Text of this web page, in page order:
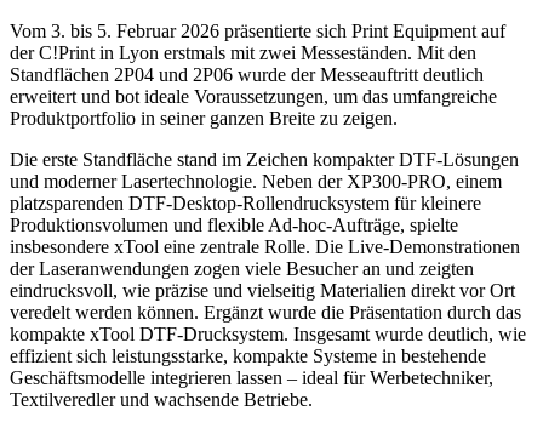
Vom 3. bis 5. Februar 2026 präsentierte sich Print Equipment auf
der C!Print in Lyon erstmals mit zwei Messeständen. Mit den
Standflächen 2P04 und 2P06 wurde der Messeauftritt deutlich
erweitert und bot ideale Voraussetzungen, um das umfangreiche
Produktportfolio in seiner ganzen Breite zu zeigen.
Die erste Standfläche stand im Zeichen kompakter DTF-Lösungen
und moderner Lasertechnologie. Neben der XP300-PRO, einem
platzsparenden DTF-Desktop-Rollendrucksystem für kleinere
Produktionsvolumen und flexible Ad-hoc-Aufträge, spielte
insbesondere xTool eine zentrale Rolle. Die Live-Demonstrationen
der Laseranwendungen zogen viele Besucher an und zeigten
eindrucksvoll, wie präzise und vielseitig Materialien direkt vor Ort
veredelt werden können. Ergänzt wurde die Präsentation durch das
kompakte xTool DTF-Drucksystem. Insgesamt wurde deutlich, wie
effizient sich leistungsstarke, kompakte Systeme in bestehende
Geschäftsmodelle integrieren lassen – ideal für Werbetechniker,
Textilveredler und wachsende Betriebe.